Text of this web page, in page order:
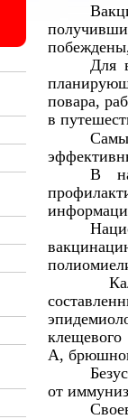
Для
повара,
в
В
клещевого
А,
от